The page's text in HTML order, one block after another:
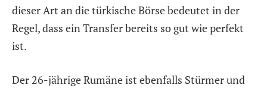
dieser Art an die türkische Börse bedeutet in der
Regel, dass ein Transfer bereits so gut wie perfekt
ist.
Der 26-jährige Rumäne ist ebenfalls Stürmer und